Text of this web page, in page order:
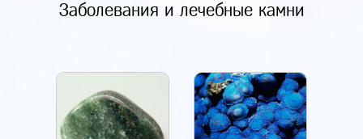
Заболевания и лечебные камни